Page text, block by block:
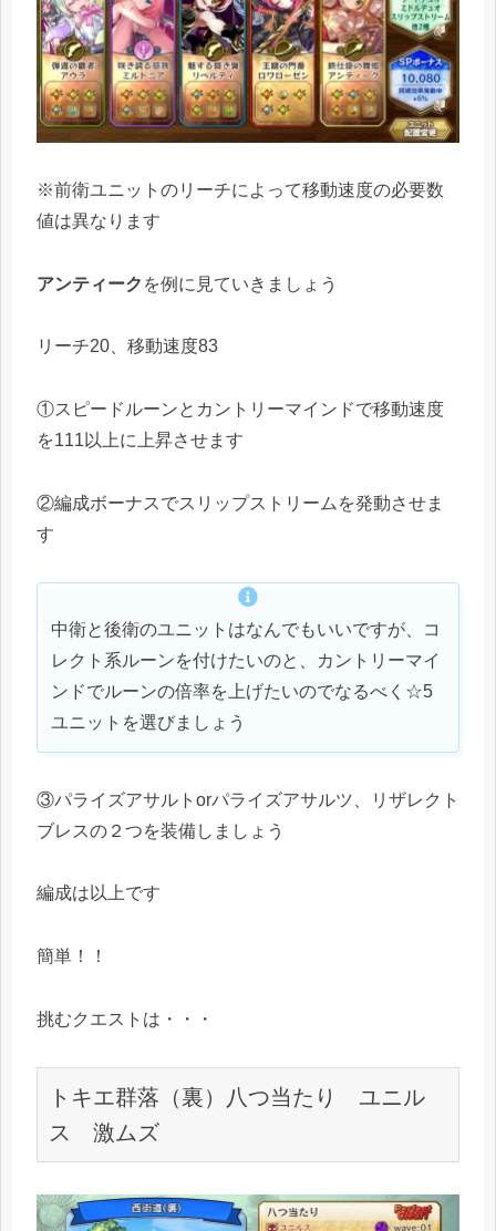
※前衛ユニットのリーチによって移動速度の必要数
値は異なります
アンティーク を例に見ていきましょう
リーチ20、移動速度83
①スピードルーンとカントリーマインドで移動速度
を111以上に上昇させます
②編成ボーナスでスリップストリームを発動させま
す
中衛と後衛のユニットはなんでもいいですが、コ
レクト系ルーンを付けたいのと、カントリーマイ
ンドでルーンの倍率を上げたいのでなるべく☆5
ユニットを選びましょう
③パライズアサルトorパライズアサルツ、リザレクト
ブレスの２つを装備しましょう
編成は以上です
簡単！！
挑むクエストは・・・
トキエ群落（裏）八つ当たり　ユニル
ス　激ムズ